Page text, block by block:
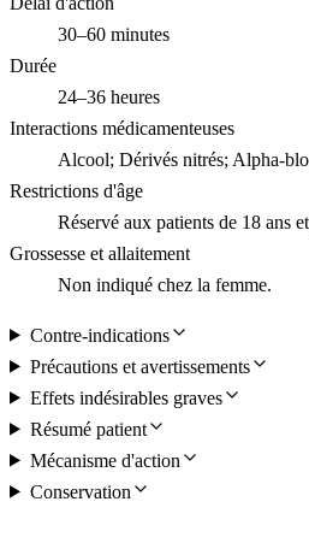
30–60 minutes
Durée
24–36 heures
Interactions médicamenteuses
Alcool; Dérivés nitrés; Alpha-
Restrictions d'âge
Réservé aux patients de 18 ans
Grossesse et allaitement
Non indiqué chez la femme.
Contre-indications
Précautions et avertissements
Effets indésirables graves
Résumé patient
Mécanisme d'action
Conservation